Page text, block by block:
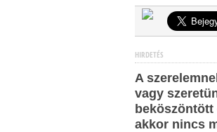
HIRDETÉS
A
vagy
beköszöntött
akkor nincs